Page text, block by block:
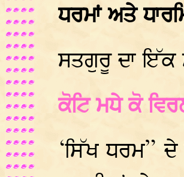
ਧਰਮਾਂ ਅਤੇ
ਸਤਗੁਰੂ ਦਾ
ਕੋਟਿ ਮਧੇ ਕੋ
‘ਸਿੱਖ ਧਰਮ”